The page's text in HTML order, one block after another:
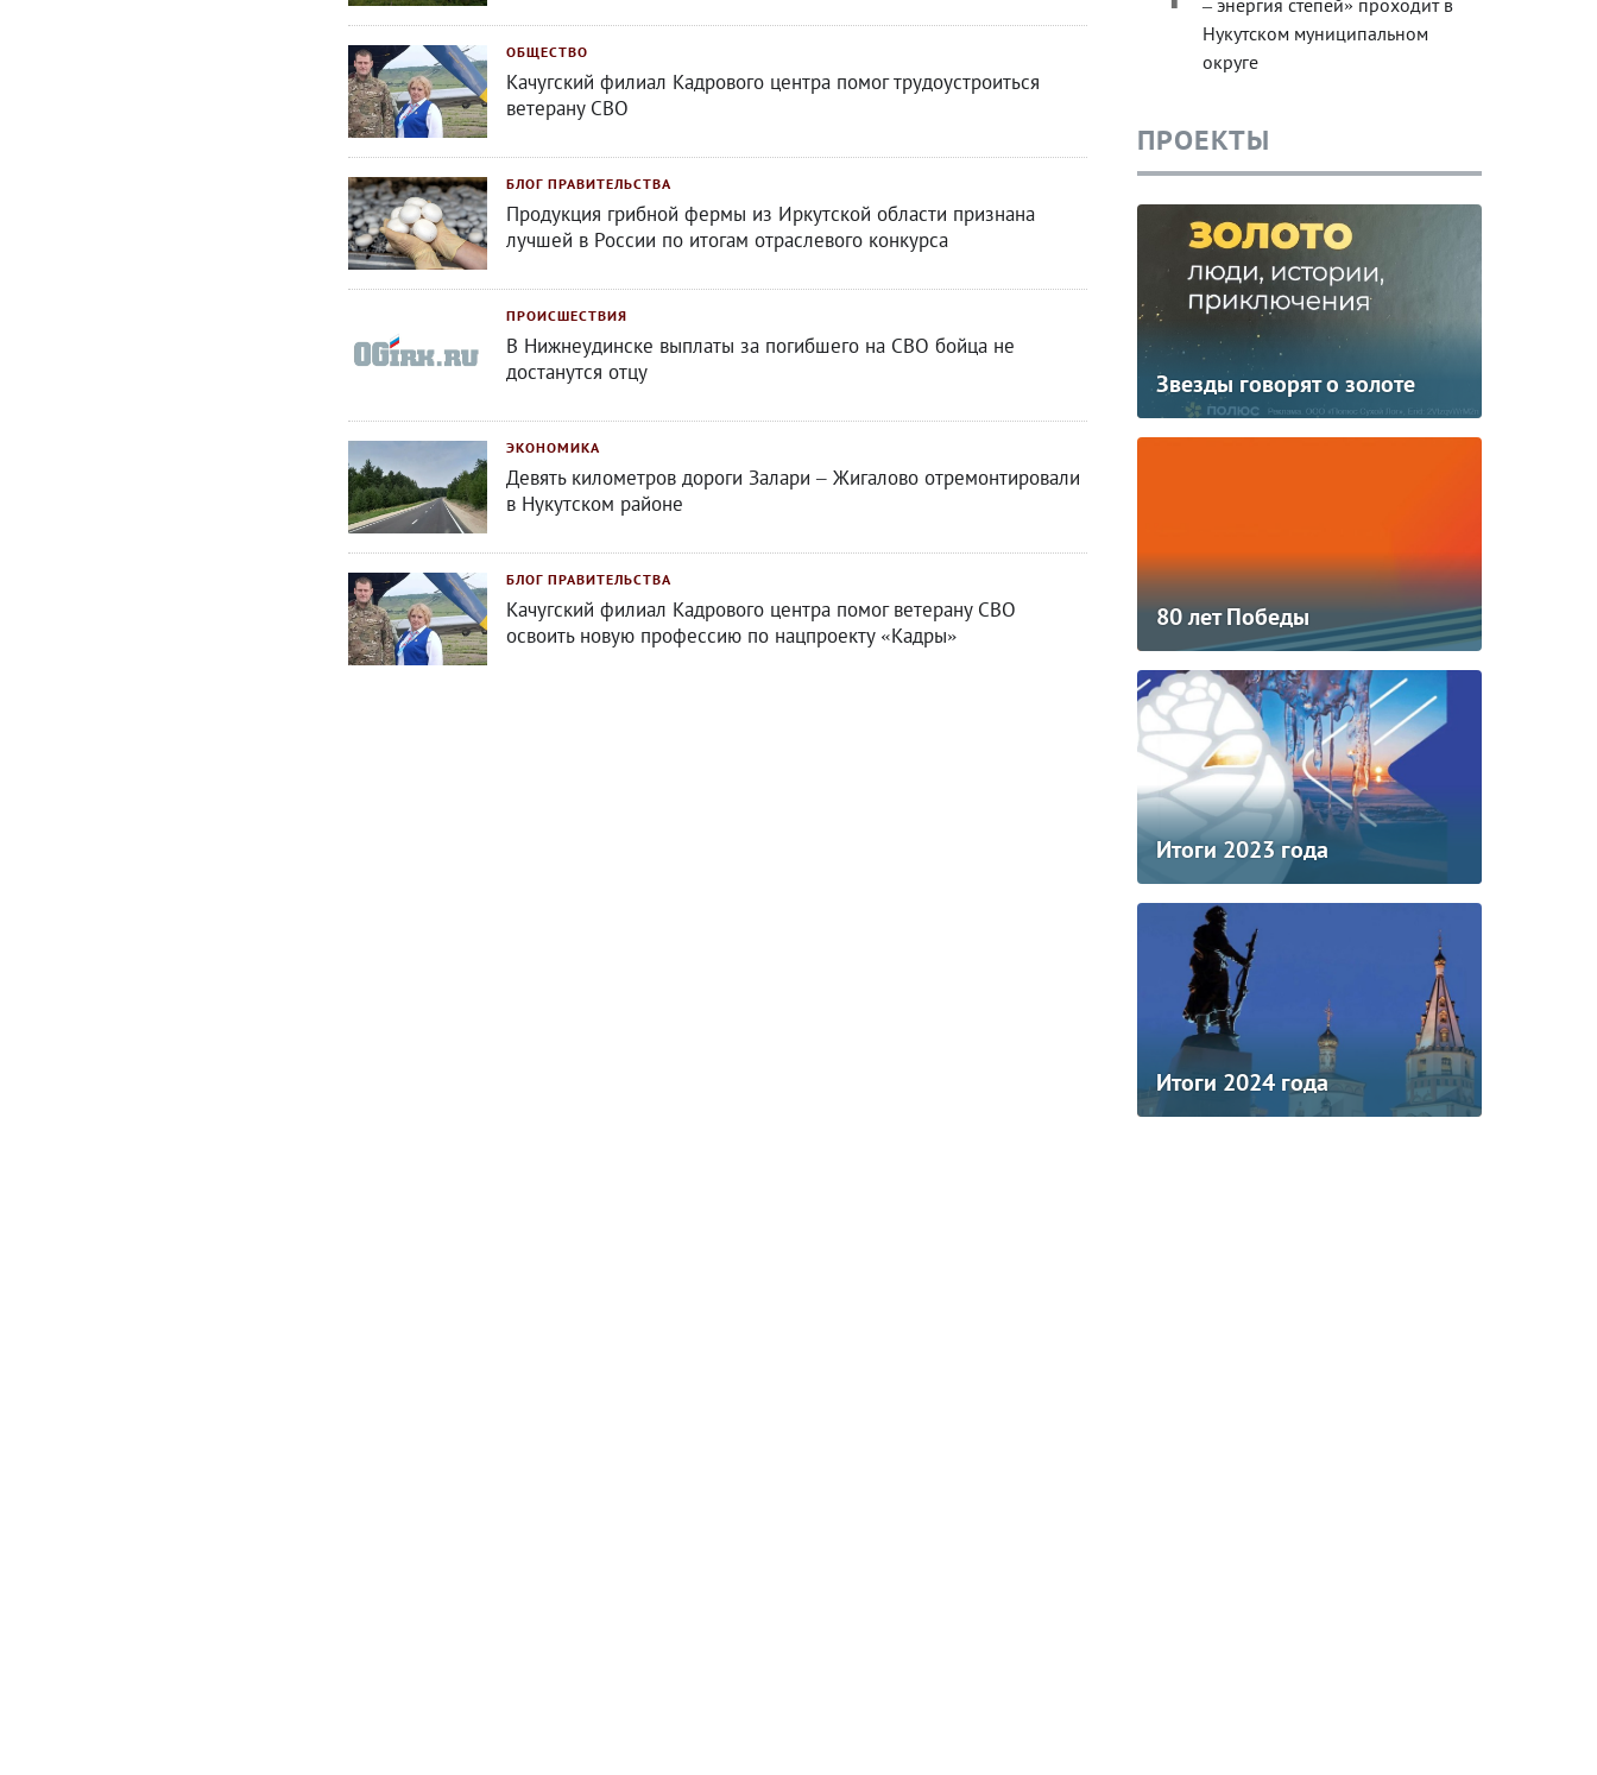
ОБЩЕСТВО
Качугский филиал Кадрового центра помог трудоустроиться
ветерану СВО
БЛОГ ПРАВИТЕЛЬСТВА
Продукция грибной фермы из Иркутской области признана
лучшей в России по итогам отраслевого конкурса
ПРОИСШЕСТВИЯ
В Нижнеудинске выплаты за погибшего на СВО бойца не
достанутся отцу
ЭКОНОМИКА
Девять километров дороги Залари – Жигалово отремонтировали
в Нукутском районе
БЛОГ ПРАВИТЕЛЬСТВА
Качугский филиал Кадрового центра помог ветерану СВО
освоить новую профессию по нацпроекту «Кадры»
– энергия степей» проходит в
Нукутском муниципальном
округе
ПРОЕКТЫ
Звезды говорят о золоте
80 лет Победы
Итоги 2023 года
Итоги 2024 года